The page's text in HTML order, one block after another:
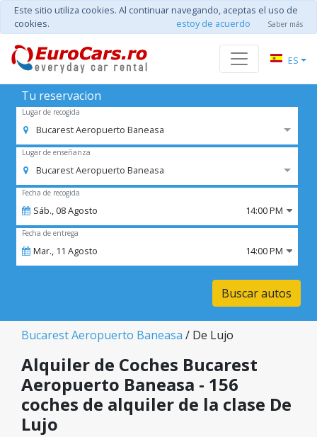
Este sitio utiliza cookies. Al continuar navegando, aceptas el uso de
cookies.
estoy de acuerdo Saber más
ES
Tu reservacion
Lugar de recogida
Bucarest Aeropuerto Baneasa
Lugar de enseñanza
Bucarest Aeropuerto Baneasa
Fecha de recogida
Sáb.,08Agosto 14:00 PM
Fecha de entrega
Mar., 11 Agosto 14:00 PM
Buscar autos
Bucarest Aeropuerto Baneasa / De Lujo
Alquiler de Coches Bucarest
Aeropuerto Baneasa - 156
coches de alquiler de la clase De
Lujo